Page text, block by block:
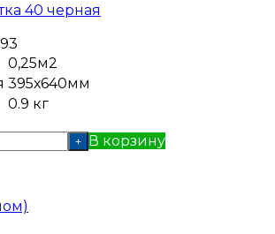
40 черная
0,25м2
395х640мм
0.9 кг
+ В корзину